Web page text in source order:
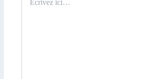
ici…